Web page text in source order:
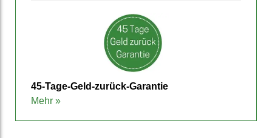
45-Tage-Geld-zurück-Garantie
Mehr »